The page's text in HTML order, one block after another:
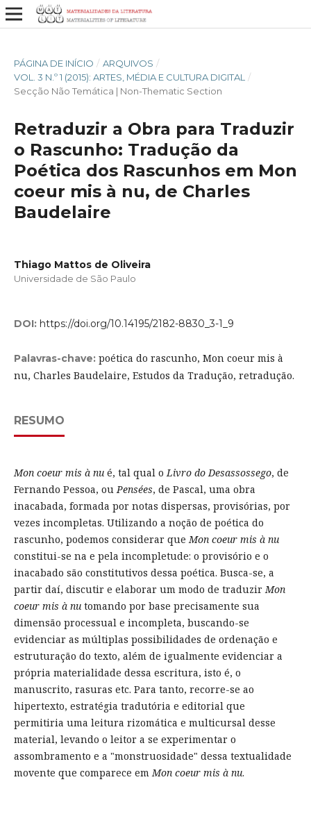
PÁGINA DE INÍCIO / ARQUIVOS /
VOL. 3 N.º 1 (2015): ARTES, MÉDIA E CULTURA DIGITAL
/
Secção Não Temática | Non-Thematic Section
Retraduzir a Obra para Traduzir
o Rascunho: Tradução da
Poética dos Rascunhos em Mon
coeur mis à nu, de Charles
Baudelaire
Thiago Mattos de Oliveira
Universidade de São Paulo
DOI: https://doi.org/10.14195/2182-8830_3-1_9
Palavras-chave: poética do rascunho, Mon coeur mis à
nu, Charles Baudelaire, Estudos da Tradução, retradução.
RESUMO
Mon coeur mis à nué, tal qual oLivro do Desassossego, de
Fernando Pessoa, ouPensées, de Pascal, uma obra
inacabada, formada por notas dispersas, provisórias, por
vezes incompletas. Utilizando a noção de poética do
rascunho, podemos considerar queMon coeur mis à nu
constitui-se na e pela incompletude: o provisório e o
inacabado são constitutivos dessa poética. Busca-se, a
partir daí, discutir e elaborar um modo de traduzirMon
coeur mis à nutomando por base precisamente sua
dimensão processual e incompleta, buscando-se
evidenciar as múltiplas possibilidades de ordenação e
estruturação do texto, além de igualmente evidenciar a
própria materialidade dessa escritura, isto é, o
manuscrito, rasuras etc. Para tanto, recorre-se ao
hipertexto, estratégia tradutória e editorial que
permitiria uma leitura rizomática e multicursal desse
material, levando o leitor a se experimentar o
assombramento e a "monstruosidade" dessa textualidade
movente que comparece emMon coeur mis à nu.